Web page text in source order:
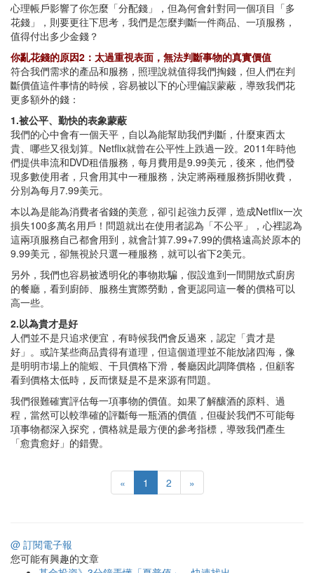
心理帳戶影響了你怎麼「分配錢」，但為何會針對同一個項目「多
花錢」，則要更往下思考，我們是怎麼判斷一件商品、一項服務，
值得付出多少金錢？
你亂花錢的原因2：太過重視表面，無法判斷事物的真實價值
符合我們需求的產品和服務，照理說就值得我們掏錢，但人們在判
斷價值這件事情的時候，容易被以下的心理偏誤蒙蔽，導致我們花
更多額外的錢：
1.被公平、勤快的表象蒙蔽
我們的心中會有一個天平，自以為能幫助我們判斷，什麼東西太
貴、哪些又很划算。Netflix就曾在公平性上跌過一跤。2011年時他
們提供串流和DVD租借服務，每月費用是9.99美元，後來，他們發
現多數使用者，只會用其中一種服務，決定將兩種服務拆開收費，
分別為每月7.99美元。
本以為是能為消費者省錢的美意，卻引起強力反彈，造成Netflix一次
損失100多萬名用戶！問題就出在使用者認為「不公平」，心裡認為
這兩項服務自己都會用到，就會計算7.99+7.99的價格遠高於原本的
9.99美元，卻無視於只選一種服務，就可以省下2美元。
另外，我們也容易被透明化的事物欺騙，假設進到一間開放式廚房
的餐廳，看到廚師、服務生實際勞動，會更認同這一餐的價格可以
高一些。
2.以為貴才是好
人們並不是只追求便宜，有時候我們會反過來，認定「貴才是
好」。或許某些商品貴得有道理，但這個道理並不能放諸四海，像
是明明市場上的龍蝦、干貝價格下滑，餐廳因此調降價格，但顧客
看到價格太低時，反而懷疑是不是來源有問題。
我們很難確實評估每一項事物的價值。如果了解釀酒的原料、過
程，當然可以較準確的評斷每一瓶酒的價值，但礙於我們不可能每
項事物都深入探究，價格就是最方便的參考指標，導致我們產生
「愈貴愈好」的錯覺。
« 1 2 »
@ 訂閱電子報
您可能有興趣的文章